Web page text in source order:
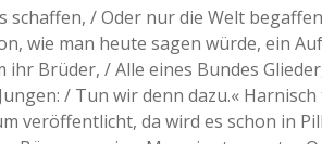
schaffen, / Oder nur die Welt
wie man heute sagen würde, ein
Brüder, / Alle eines Bundes
/ Tun wir denn dazu.«
veröffentlicht, da wird es schon in